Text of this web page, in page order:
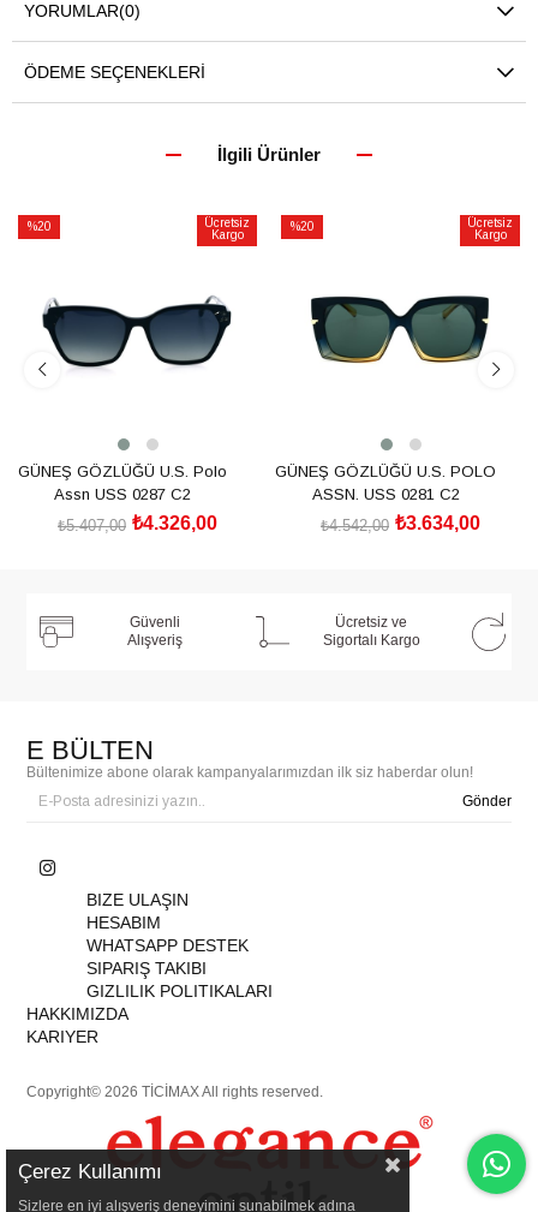
YORUMLAR(0)
ÖDEME SEÇENEKLERI
İlgili Ürünler
%20
Ücretsiz
Kargo
GÜNEŞ GÖZLÜĞÜ U.S. Polo
Assn USS 0287 C2
₺4.326,00
₺5.407,00
%20
Ücretsiz
Kargo
GÜNEŞ GÖZLÜĞÜ U.S. POLO
ASSN. USS 0281 C2
₺3.634,00
₺4.542,00
Güvenli
Alışveriş
Ücretsiz ve
Sigortalı Kargo
E BÜLTEN
Bültenimize abone olarak kampanyalarımızdan ilk siz haberdar olun!
Gönder
BIZE ULAŞIN
HESABIM
WHATSAPP DESTEK
SIPARIŞ TAKIBI
GIZLILIK POLITIKALARI
HAKKIMIZDA
KARIYER
Copyright© 2026 TİCİMAX All rights reserved.
Çerez Kullanımı
Sizlere en iyi alışveriş deneyimini sunabilmek adına